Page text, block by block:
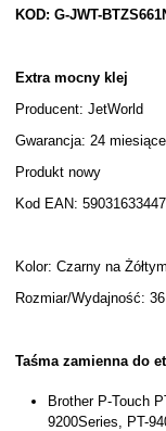
KOD: G-JWT-
Extra mocny klej
Producent: JetWorld
Gwarancja: 24 miesiące
Produkt nowy
Kod EAN:
Kolor: Czarny na Żółtym
Rozmiar/Wydajność:
Taśma zamienna do
Brother P-Touch
9200Series, PT-